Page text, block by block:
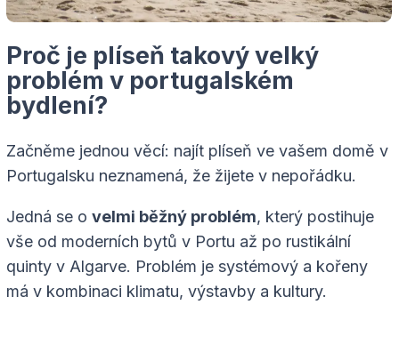
Proč je plíseň takový velký
problém v portugalském
bydlení?
Začněme jednou věcí: najít plíseň ve vašem domě v
Portugalsku neznamená, že žijete v nepořádku.
Jedná se o velmi běžný problém, který postihuje
vše od moderních bytů v Portu až po rustikální
quinty v Algarve. Problém je systémový a kořeny
má v kombinaci klimatu, výstavby a kultury.